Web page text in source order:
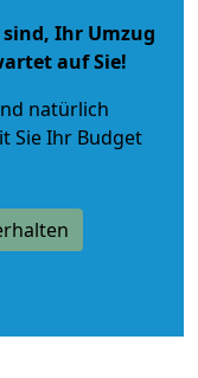
Ihr Umzug
auf Sie!
natürlich
Sie Ihr Budget